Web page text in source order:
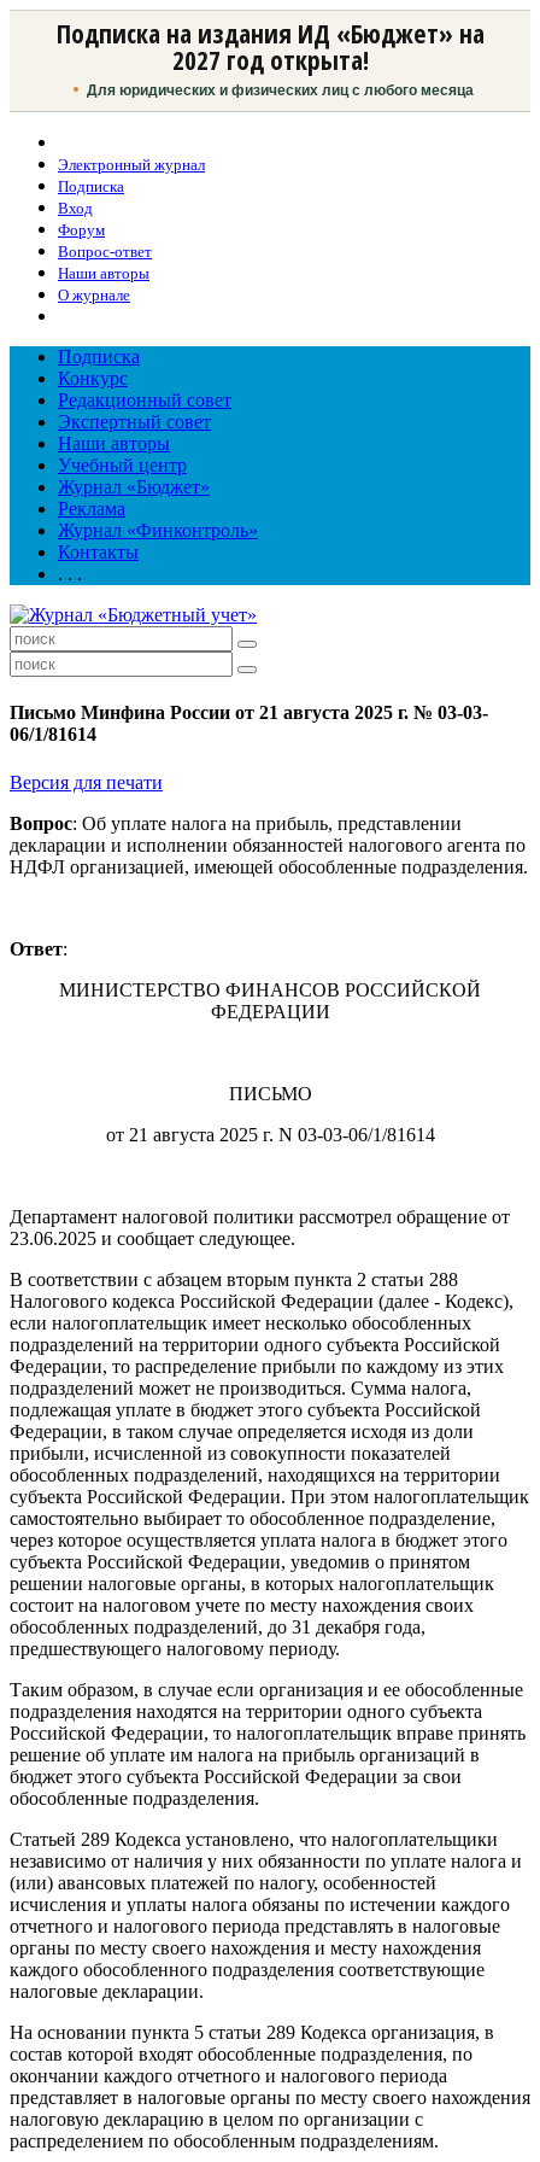
Подписка на издания ИД «Бюджет» на
2027 год открыта!
Для юридических и физических лиц с любого месяца
Электронный журнал
Подписка
Вход
Форум
Вопрос-ответ
Наши авторы
О журнале
Подписка
Конкурс
Редакционный совет
Экспертный совет
Наши авторы
Учебный центр
Журнал «Бюджет»
Реклама
Журнал «Финконтроль»
Контакты
. . .
Письмо Минфина России от 21 августа 2025 г. № 03-03-
06/1/81614
Версия для печати
Вопрос: Об уплате налога на прибыль, представлении
декларации и исполнении обязанностей налогового агента по
НДФЛ организацией, имеющей обособленные подразделения.
Ответ:
МИНИСТЕРСТВО ФИНАНСОВ РОССИЙСКОЙ
ФЕДЕРАЦИИ
ПИСЬМО
от 21 августа 2025 г. N 03-03-06/1/81614
Департамент налоговой политики рассмотрел обращение от
23.06.2025 и сообщает следующее.
В соответствии с абзацем вторым пункта 2 статьи 288
Налогового кодекса Российской Федерации (далее - Кодекс),
если налогоплательщик имеет несколько обособленных
подразделений на территории одного субъекта Российской
Федерации, то распределение прибыли по каждому из этих
подразделений может не производиться. Сумма налога,
подлежащая уплате в бюджет этого субъекта Российской
Федерации, в таком случае определяется исходя из доли
прибыли, исчисленной из совокупности показателей
обособленных подразделений, находящихся на территории
субъекта Российской Федерации. При этом налогоплательщик
самостоятельно выбирает то обособленное подразделение,
через которое осуществляется уплата налога в бюджет этого
субъекта Российской Федерации, уведомив о принятом
решении налоговые органы, в которых налогоплательщик
состоит на налоговом учете по месту нахождения своих
обособленных подразделений, до 31 декабря года,
предшествующего налоговому периоду.
Таким образом, в случае если организация и ее обособленные
подразделения находятся на территории одного субъекта
Российской Федерации, то налогоплательщик вправе принять
решение об уплате им налога на прибыль организаций в
бюджет этого субъекта Российской Федерации за свои
обособленные подразделения.
Статьей 289 Кодекса установлено, что налогоплательщики
независимо от наличия у них обязанности по уплате налога и
(или) авансовых платежей по налогу, особенностей
исчисления и уплаты налога обязаны по истечении каждого
отчетного и налогового периода представлять в налоговые
органы по месту своего нахождения и месту нахождения
каждого обособленного подразделения соответствующие
налоговые декларации.
На основании пункта 5 статьи 289 Кодекса организация, в
состав которой входят обособленные подразделения, по
окончании каждого отчетного и налогового периода
представляет в налоговые органы по месту своего нахождения
налоговую декларацию в целом по организации с
распределением по обособленным подразделениям.